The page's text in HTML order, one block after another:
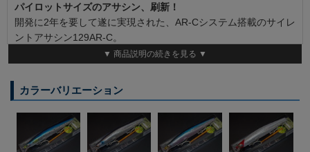
パイロットサイズのアサシン、刷新！
開発に2年を要して遂に実現された、AR-Cシステム搭載のサイレ
ントアサシン129AR-C。
すべてのシーバスゲームでパイロットサイズとなる12～13cmの
全長にこだわりながらもフローティングではシリーズ最高の平均
シンキングもアサシン140Sに匹敵する平均飛距離70m（無風
下）を記録。
■サイズ 129mm／24g ■流速スペック 78cm／秒～ ■沈降速度
▼ 商品説明の続きを見る ▼
カラーバリエーション